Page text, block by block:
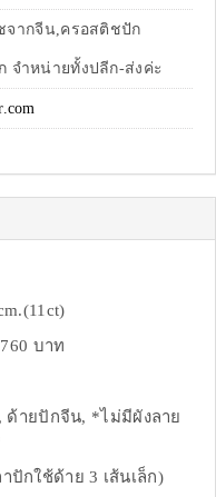
จากจีน,ครอสติชปัก
จำหน่ายทั้งปลีก-ส่งค่ะ
บาท
ายปักจีน, *ไม่มีผังลาย
ปักใช้ด้าย 3 เส้นเล็ก)